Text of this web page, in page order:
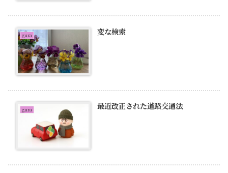
gura 変な検索
gura 最近改正された道路交通法